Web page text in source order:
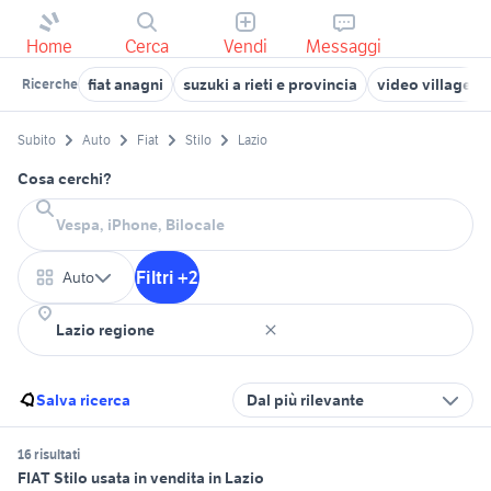
Home Cerca Vendi Messaggi
Ricerche fiat anagni suzuki a rieti e provincia video village
Subito Auto Fiat Stilo Lazio
Cosa cerchi?
Auto Filtri +2
Salva ricerca Dal più rilevante
16 risultati
FIAT Stilo usata in vendita in Lazio